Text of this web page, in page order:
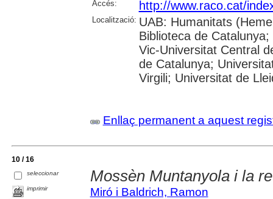
Accés: http://www.raco.cat/
Localització: UAB: Humanitats
Biblioteca de
Vic-Universitat Central
de Catalunya;
Virgili; Universitat de
Enllaç permanent a aquest
10 / 16
seleccionar
imprimir
Mossèn Muntanyola i la
Miró i Baldrich, Ramon